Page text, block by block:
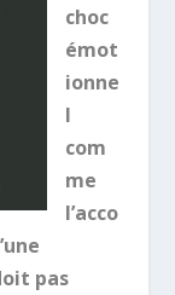
choc
émot
ionne
l
com
me
l’acco
pas